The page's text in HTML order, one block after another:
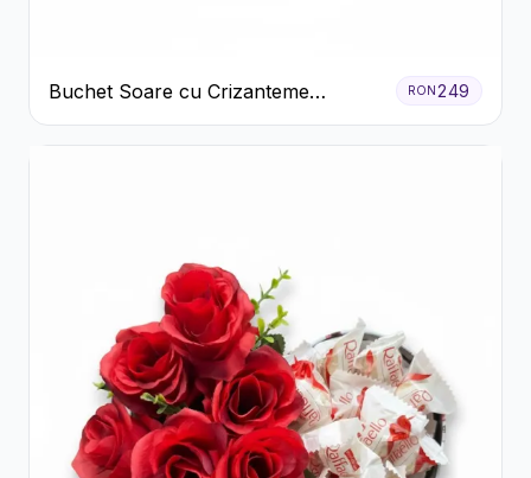
Buchet Soare cu Crizanteme
Galbene și Trandafiri Albi
RON 249